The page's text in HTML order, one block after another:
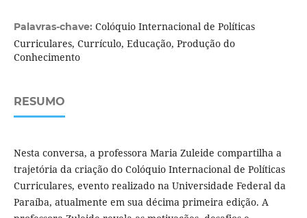
Palavras-chave: Colóquio Internacional de Políticas
Curriculares, Currículo, Educação, Produção do
Conhecimento
RESUMO
Nesta conversa, a professora Maria Zuleide compartilha a
trajetória da criação do Colóquio Internacional de Políticas
Curriculares, evento realizado na Universidade Federal da
Paraíba, atualmente em sua décima primeira edição. A